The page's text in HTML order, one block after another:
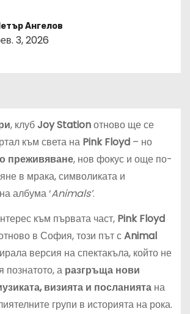
Ангелов
3, 2026
, клубJoy Stationотново ще се
към света на Pink Floyd– но
преживяване, нов фокус и още по-
в мрака, символиката и
албума ‘Animals’.
към първата част, Pink Floyd
в София, този път сAnimal
версия на спектакъла, който не
познатото, а разгръща нови
визията и посланиятана
групи в историята на рока.